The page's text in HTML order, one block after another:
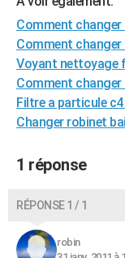
Dictionnaire
Biographies
Citations
Expressions
Proverbes
PROGRAMME TV
COPAINS D'AVANT
S'inscrire
Se connecter
Lycées
Collèges
Primaires
Universités
Entreprises
Service militaire
Avis de recherche
AVIS DE DÉCÈS
FORUM
Comment
Comment changer
Voyant nettoyage
Comment
Filtre a particule
Changer robinet
1 réponse
RÉPONSE 1 / 1
robin